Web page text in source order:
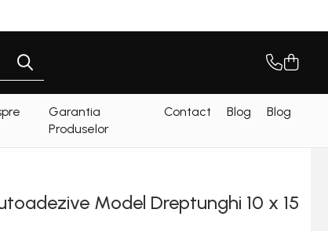
Garantia
Produselor
Contact Blog Blog
Model Dreptunghi 10 x 15